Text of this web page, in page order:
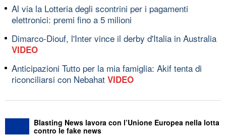
Al via la Lotteria degli scontrini per i pagamenti
elettronici: premi fino a 5 milioni
Dimarco-Diouf, l'Inter vince il derby d'Italia in Australia
VIDEO
Anticipazioni Tutto per la mia famiglia: Akif tenta di
riconciliarsi con Nebahat VIDEO
Blasting News lavora con l’Unione Europea nella lotta
contro le fake news